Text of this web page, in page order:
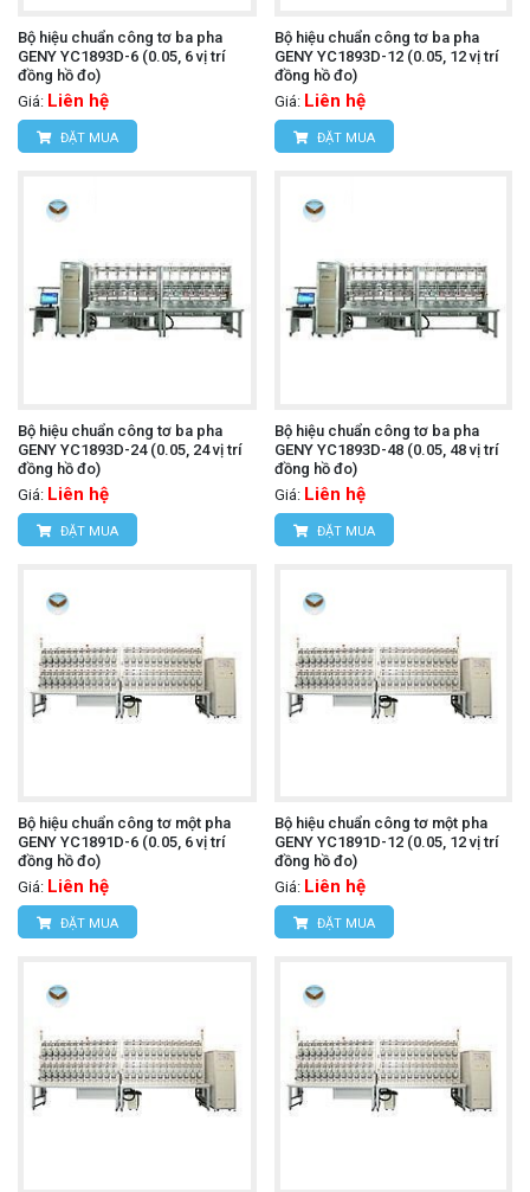
Bộ hiệu chuẩn công tơ ba pha
GENY YC1893D-6 (0.05, 6 vị trí
đồng hồ đo)
Giá: Liên hệ
ĐẶT MUA
Bộ hiệu chuẩn công tơ ba pha
GENY YC1893D-12 (0.05, 12 vị trí
đồng hồ đo)
Giá: Liên hệ
ĐẶT MUA
Bộ hiệu chuẩn công tơ ba pha
GENY YC1893D-24 (0.05, 24 vị trí
đồng hồ đo)
Giá: Liên hệ
ĐẶT MUA
Bộ hiệu chuẩn công tơ ba pha
GENY YC1893D-48 (0.05, 48 vị trí
đồng hồ đo)
Giá: Liên hệ
ĐẶT MUA
Bộ hiệu chuẩn công tơ một pha
GENY YC1891D-6 (0.05, 6 vị trí
đồng hồ đo)
Giá: Liên hệ
ĐẶT MUA
Bộ hiệu chuẩn công tơ một pha
GENY YC1891D-12 (0.05, 12 vị trí
đồng hồ đo)
Giá: Liên hệ
ĐẶT MUA